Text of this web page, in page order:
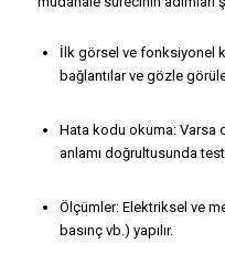
İlk görsel ve fonksiyonel
bağlantılar ve gözle
Hata kodu okuma: Varsa
anlamı doğrultusunda test
Ölçümler: Elektriksel ve
basınç vb.) yapılır.